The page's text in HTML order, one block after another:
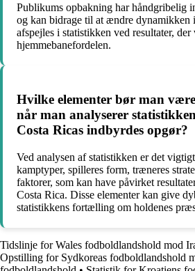
Publikums opbakning har håndgribelig
og kan bidrage til at ændre dynamikken
afspejles i statistikken ved resultater,
hjemmebanefordelen.
Hvilke elementer bør man
når man analyserer
Costa Ricas indbyrdes opgør?
Ved analysen af statistikken er det
kamptyper, spilleres form, træneres
faktorer, som kan have påvirket
Costa Rica. Disse elementer kan give
statistikkens fortælling om holdenes
Tidslinje for Wales fodboldlandshold mod
Opstilling for Sydkoreas fodboldlandshold